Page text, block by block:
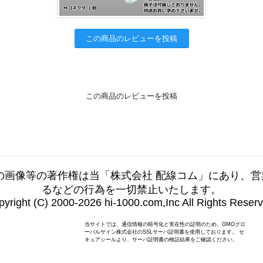
この商品のレビューを投稿
この商品のレビューを投稿
画像等の著作権は当「株式会社 配線コム」にあり、
るなどの行為を一切禁止いたします。
(C) 2000-2026 hi-1000.com,Inc All Rights
当サイトでは、通信情報の暗号化と実在性の証明のため、GMOグロ
ーバルサイン株式会社のSSLサーバ証明書を使用しております。 セ
キュアシールより、サーバ証明書の検証結果をご確認ください。